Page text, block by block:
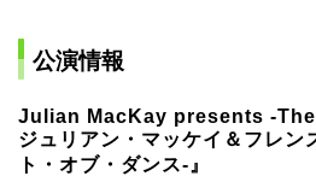
公演情報
Julian MacKay presents -
ジュリアン・マッケイ＆フレン
ト・オブ・ダンス-』